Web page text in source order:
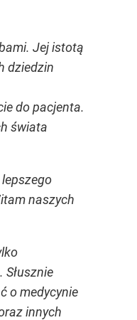
Jej istotą
dziedzin
do pacjenta.
świata
naszych
o medycynie
innych